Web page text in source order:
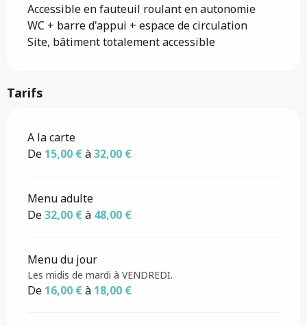
Accessible en fauteuil roulant en autonomie
WC + barre d'appui + espace de circulation
Site, bâtiment totalement accessible
Tarifs
Tarifs 2026
A la carte
De 15,00 €à32,00 €
Menu adulte
De32,00 €à 48,00 €
Menu du jour
Les midis de mardi à VENDREDI.
De 16,00 €à 18,00 €